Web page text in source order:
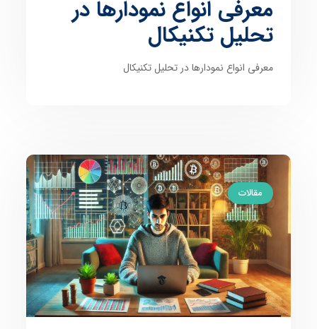
معرفی انواع نمودارها در
تحلیل تکنیکال
معرفی انواع نمودارها در تحلیل تکنیکال
مقالات